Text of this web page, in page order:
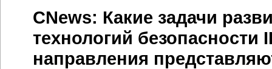
CNews: Какие задачи
технологий
направления